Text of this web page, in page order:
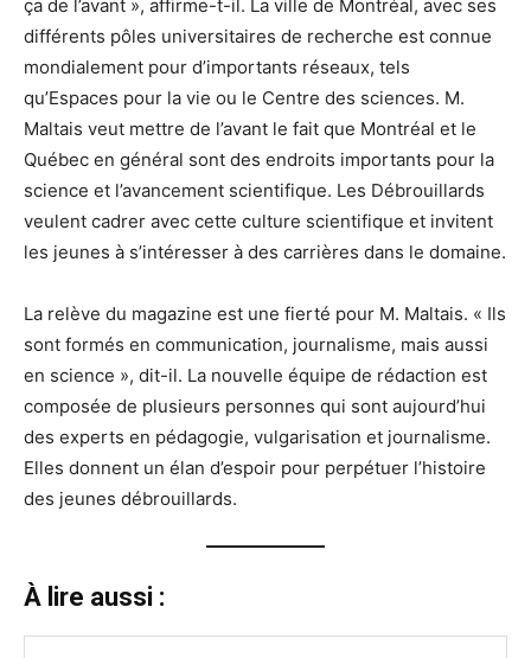
ça de l’avant », affirme-t-il. La ville de Montréal, avec ses
différents pôles universitaires de recherche est connue
mondialement pour d’importants réseaux, tels
qu’Espaces pour la vie ou le Centre des sciences. M.
Maltais veut mettre de l’avant le fait que Montréal et le
Québec en général sont des endroits importants pour la
science et l’avancement scientifique. Les Débrouillards
veulent cadrer avec cette culture scientifique et invitent
les jeunes à s’intéresser à des carrières dans le domaine.
La relève du magazine est une fierté pour M. Maltais. « Ils
sont formés en communication, journalisme, mais aussi
en science », dit-il. La nouvelle équipe de rédaction est
composée de plusieurs personnes qui sont aujourd’hui
des experts en pédagogie, vulgarisation et journalisme.
Elles donnent un élan d’espoir pour perpétuer l’histoire
des jeunes débrouillards.
À lire aussi :